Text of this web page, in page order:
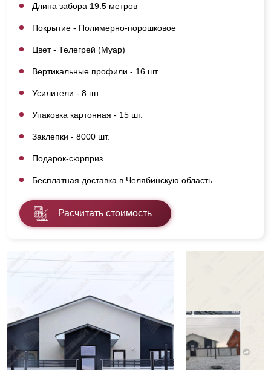
Длина забора 19.5 метров
Покрытие - Полимерно-порошковое
Цвет - Телегрей (Муар)
Вертикальные профили - 16 шт.
Усилители - 8 шт.
Упаковка картонная - 15 шт.
Заклепки - 8000 шт.
Подарок-сюрприз
Бесплатная доставка в Челябинскую область
Расчитать стоимость